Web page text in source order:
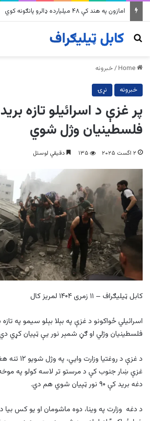
په وینزویلا کې زورورو زلزلو پراخ زیانونه اړولي
Search for
/خبرونه
خبرونه نړۍ
فلسطینیان وژل شوي
۲ اگست ۲۰۲۵ ۱۳۵ دقیقې لوستل
کابل ټیلیګراف – ۱۱ زمری ۱۴۰۴ لمریز کال
فلسطینیان وژلي او ګڼ شمېر نور یې ټپیان کړي
د غزې د
غزې ښار جنوب کې د مرستو تر لاسه کولو په
دغه برید کې ۹۰ نور ټپیان شوي هم دي.
د دغه وزارت په وینا، دوه ماشومان او یو کس بیا